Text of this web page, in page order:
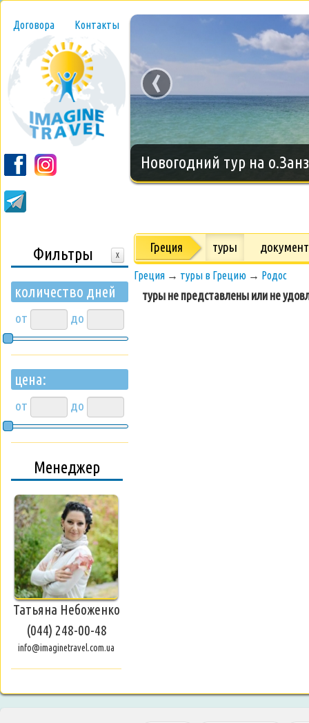
Договора Контакты
Новогодний тур на
‹
Фильтры X
количество дней
от до
цена:
от до
Менеджер
Татьяна Небоженко
(044) 248-00-48
info@imaginetravel.com.ua
Греция туры
Греция → туры в Грецию → Родос
туры не представлены или не